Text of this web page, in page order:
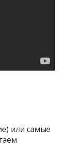
или самые